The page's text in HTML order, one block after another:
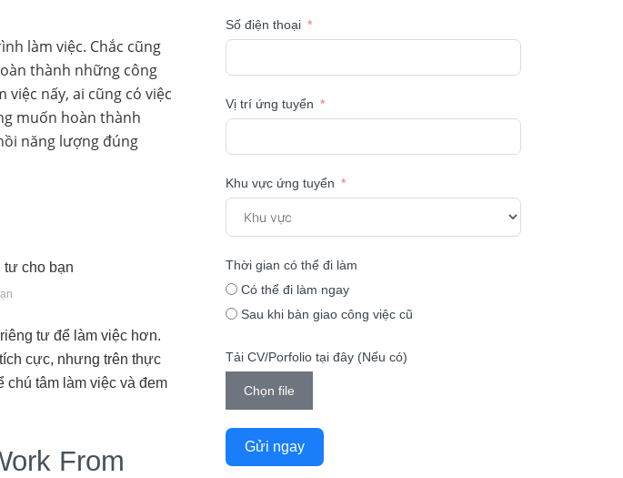
làm việc. Chắc cũng
thành những công
nấy, ai cũng có việc
muốn hoàn thành
năng lượng đúng
tư để làm việc hơn.
cực, nhưng trên thực
chú tâm làm việc và đem
From
Số điện thoại
Vị trí ứng tuyển
Khu vực ứng tuyển
Thời gian có thể đi làm
Có thể đi làm ngay
Sau khi bàn giao công việc cũ
Tải CV/Porfolio tại đây (Nếu có)
Chọn file
Gửi ngay